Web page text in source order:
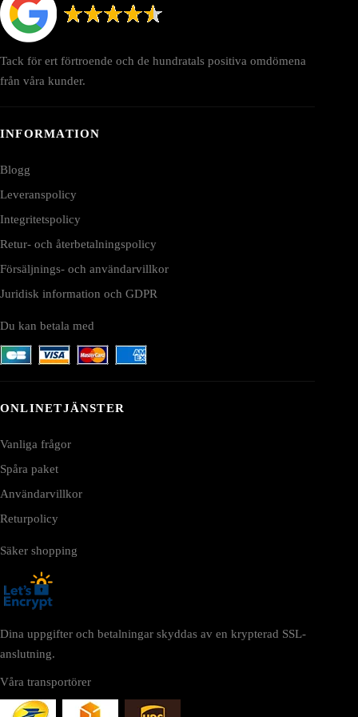
Tack för ert förtroende och de hundratals positiva omdömena
från våra kunder.
INFORMATION
Blogg
Leveranspolicy
Integritetspolicy
Retur- och återbetalningspolicy
Försäljnings- och användarvillkor
Juridisk information och GDPR
Du kan betala med
ONLINETJÄNSTER
Vanliga frågor
Spåra paket
Användarvillkor
Returpolicy
Säker shopping
Dina uppgifter och betalningar skyddas av en krypterad SSL-
anslutning.
Våra transportörer